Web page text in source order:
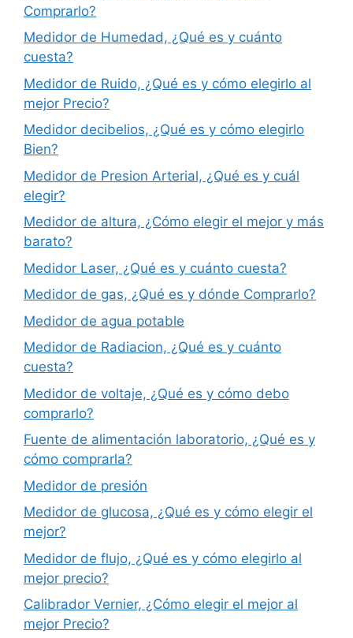
Comprarlo?
Medidor de Humedad, ¿Qué es y cuánto
cuesta?
Medidor de Ruido, ¿Qué es y cómo elegirlo al
mejor Precio?
Medidor decibelios, ¿Qué es y cómo elegirlo
Bien?
Medidor de Presion Arterial, ¿Qué es y cuál
elegir?
Medidor de altura, ¿Cómo elegir el mejor y más
barato?
Medidor Laser, ¿Qué es y cuánto cuesta?
Medidor de gas, ¿Qué es y dónde Comprarlo?
Medidor de agua potable
Medidor de Radiacion, ¿Qué es y cuánto
cuesta?
Medidor de voltaje, ¿Qué es y cómo debo
comprarlo?
Fuente de alimentación laboratorio, ¿Qué es y
cómo comprarla?
Medidor de presión
Medidor de glucosa, ¿Qué es y cómo elegir el
mejor?
Medidor de flujo, ¿Qué es y cómo elegirlo al
mejor precio?
Calibrador Vernier, ¿Cómo elegir el mejor al
mejor Precio?